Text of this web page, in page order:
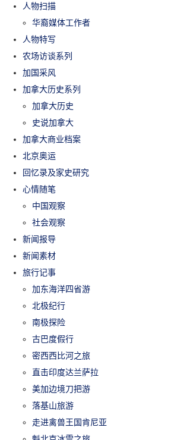
人物扫描
华裔媒体工作者
人物特写
农场访谈系列
加国采风
加拿大历史系列
加拿大历史
史说加拿大
加拿大商业档案
北京奥运
回忆录及家史研究
心情随笔
中国观察
社会观察
新闻报导
新闻素材
旅行记事
加东海洋四省游
北极纪行
南极探险
古巴度假行
密西西比河之旅
直击印度达兰萨拉
美加边境刀把游
落基山旅游
走进禽兽王国肯尼亚